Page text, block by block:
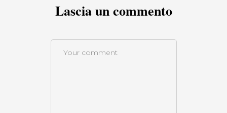
Lascia un commento